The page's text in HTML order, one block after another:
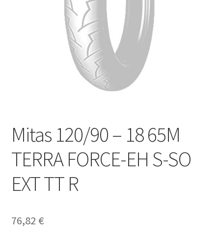
Mitas 120/90 – 18 65M
TERRA FORCE-EH S-SO
EXT TT R
76,82 €